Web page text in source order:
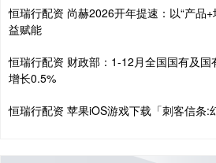
恒瑞行配资 尚赫2026开年提速：以“产品
益赋能
恒瑞行配资 财政部：1-12月全国国有及
增长0.5%
恒瑞行配资 苹果iOS游戏下载「刺客信条: